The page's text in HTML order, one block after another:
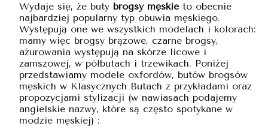
Wydaje się, że buty brogsy męskieto obecnie
najbardziej popularny typ obuwia męskiego.
Występują one we wszystkich modelach i kolorach:
mamy więc brogsy brązowe, czarne brogsy,
ażurowania występują na skórze licowe i
zamszowej, w półbutach i trzewikach. Poniżej
przedstawiamy modele oxfordów, butów brogsów
męskich w Klasycznych Butach z przykładami oraz
propozycjami stylizacji (w nawiasach podajemy
angielskie nazwy, które są często spotykane w
modzie męskiej) :